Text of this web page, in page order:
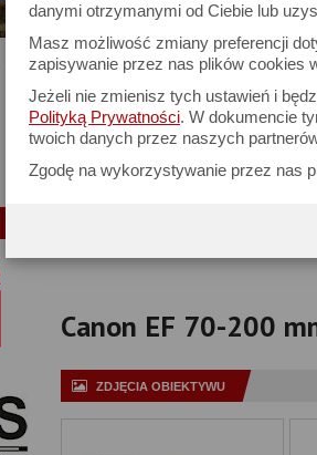
danymi otrzymanymi od Ciebie lub
Masz możliwość zmiany preferencji
zapisywanie przez nas plików cookies
Jeżeli nie zmienisz tych ustawień i
Polityką Prywatności. W dokumencie
twoich danych przez naszych
Zgodę na wykorzystywanie przez nas
Proszę podać
Producent:
Model:
Typ obiektywu:
Typ mocowania:
Canon EF 70-200
ZDJĘCIA OBIEKTYWU